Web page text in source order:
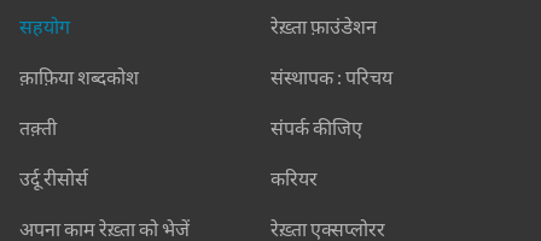
सहयोग
क़ाफ़िया शब्दकोश
तक़्ती
उर्दू रीसोर्स
अपना काम रेख़्ता को भेजें
रेख़्ता फ़ाउंडेशन
संस्थापक : परिचय
संपर्क कीजिए
करियर
रेख़्ता एक्सप्लोरर